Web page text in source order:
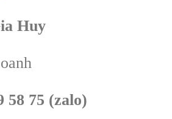
Huy
58 75 (zalo)